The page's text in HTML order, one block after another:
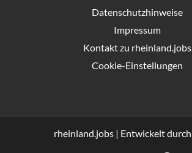
Datenschutzhinweise
Impressum
Kontakt zu rheinland.jobs
Cookie-Einstellungen
rheinland.jobs | Entwickelt durch